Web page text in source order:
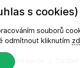
Mobilní verze
s cookies)
souborů
odmítnout kliknutím